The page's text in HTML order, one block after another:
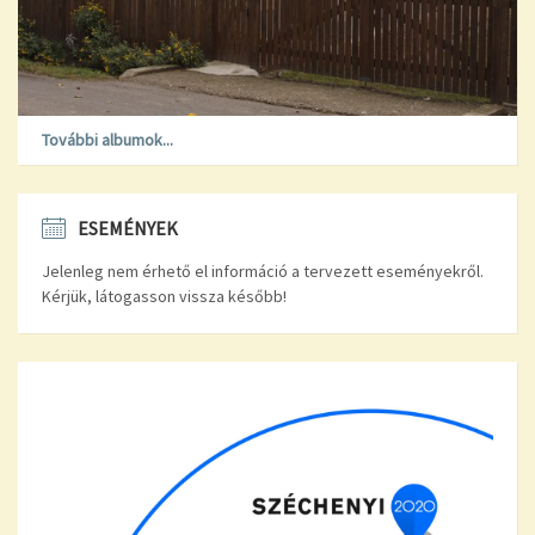
További albumok...
ESEMÉNYEK
Jelenleg nem érhető el információ a tervezett eseményekről.
Kérjük, látogasson vissza később!